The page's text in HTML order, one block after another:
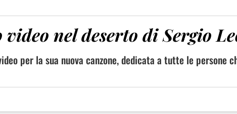
nel deserto di Sergio
per la sua nuova canzone, dedicata a tutte le persone